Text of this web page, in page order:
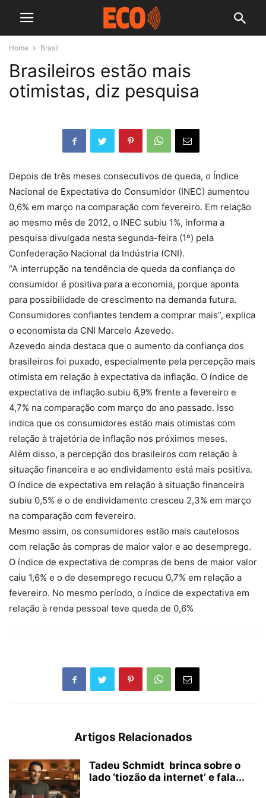
Home Brasil
Brasileiros estão mais
otimistas, diz pesquisa
Depois de três meses consecutivos de queda, o Índice
Nacional de Expectativa do Consumidor (INEC) aumentou
0,6% em março na comparação com fevereiro. Em relação
ao mesmo mês de 2012, o INEC subiu 1%, informa a
pesquisa divulgada nesta segunda-feira (1º) pela
Confederação Nacional da Indústria (CNI).
“A interrupção na tendência de queda da confiança do
consumidor é positiva para a economia, porque aponta
para possibilidade de crescimento na demanda futura.
Consumidores confiantes tendem a comprar mais”, explica
o economista da CNI Marcelo Azevedo.
Azevedo ainda destaca que o aumento da confiança dos
brasileiros foi puxado, especialmente pela percepção mais
otimista em relação à expectativa da inflação. O índice de
expectativa de inflação subiu 6,9% frente a fevereiro e
4,7% na comparação com março do ano passado. Isso
indica que os consumidores estão mais otimistas com
relação à trajetória de inflação nos próximos meses.
Além disso, a percepção dos brasileiros com relação à
situação financeira e ao endividamento está mais positiva.
O índice de expectativa em relação à situação financeira
subiu 0,5% e o de endividamento cresceu 2,3% em março
na comparação com fevereiro.
Mesmo assim, os consumidores estão mais cautelosos
com relação às compras de maior valor e ao desemprego.
O índice de expectativa de compras de bens de maior valor
caiu 1,6% e o de desemprego recuou 0,7% em relação a
fevereiro. No mesmo período, o índice de expectativa em
relação à renda pessoal teve queda de 0,6%
Artigos Relacionados
Tadeu Schmidt brinca sobre o
lado ‘tiozão da internet’ e fala...